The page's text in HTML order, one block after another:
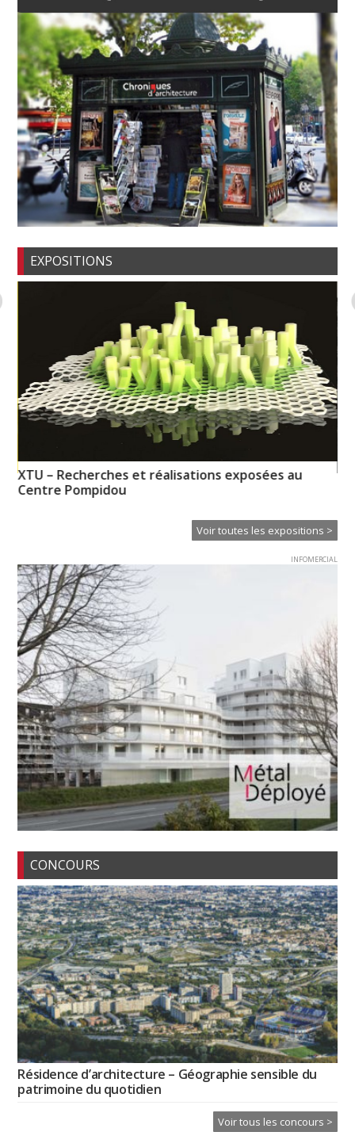
EXPOSITIONS
XTU – Recherches et réalisations exposées au
Centre Pompidou
Voir toutes les expositions >
INFOMERCIAL
CONCOURS
Résidence d’architecture – Géographie sensible du
patrimoine du quotidien
Voir tous les concours >